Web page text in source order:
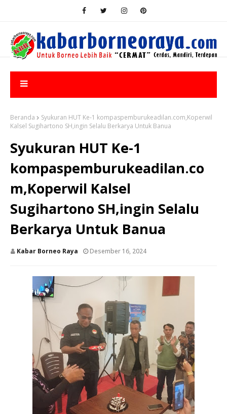
Beranda
Syukuran HUT Ke-1 kompaspemburukeadilan.com,Koperwil
Kalsel Sugihartono SH,ingin Selalu Berkarya Untuk Banua
Syukuran HUT Ke-1
kompaspemburukeadilan.co
m,Koperwil Kalsel
Sugihartono SH,ingin Selalu
Berkarya Untuk Banua
Kabar Borneo Raya Desember 16, 2024